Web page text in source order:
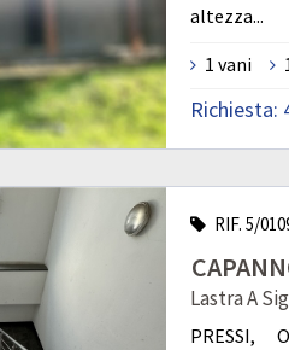
altezza...
1 vani
Richiesta:
RIF. 5/
Lastra A
PRESSI,